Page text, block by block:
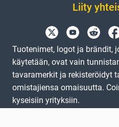
Liity
Tuotenimet, logot ja brändit,
käytetään, ovat vain
tavaramerkit ja rekisteröidyt
omistajiensa omaisuutta.
kyseisiin yrityksiin.